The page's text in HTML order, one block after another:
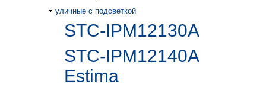
уличные с подсветкой
STC-IPM12130A
STC-IPM12140A
Estima